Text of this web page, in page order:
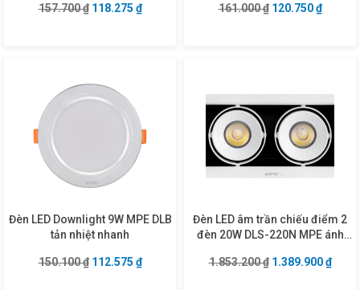
157.700₫ Giá gốc là: 157.700 ₫.
118.275 ₫Giá hiện tại là: 118.275 ₫.
161.000₫ Giá gốc là:
120.750₫Giá
Đèn LED Downlight 9W MPE DLB
tản nhiệt nhanh
150.100₫ Giá gốc là: 150.100 ₫.
112.575 ₫Giá hiện tại là: 112.575 ₫.
Đèn LED âm trần chiếu điểm 2
đèn 20W DLS-220N MPE ánh
1.853.200₫ Giá gốc là:
1.389.900₫Giá